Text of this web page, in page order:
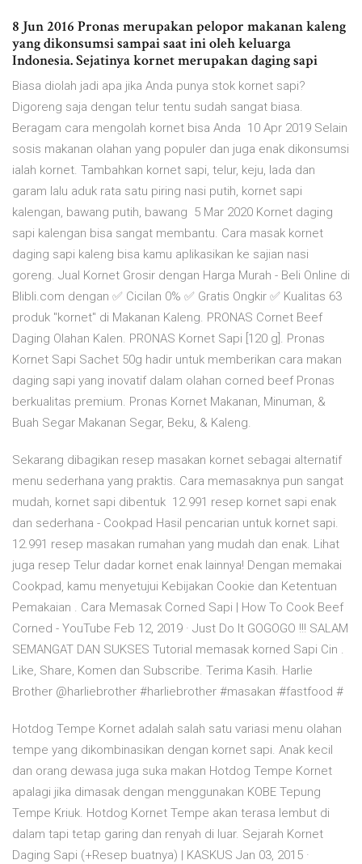
8 Jun 2016 Pronas merupakan pelopor makanan kaleng
yang dikonsumsi sampai saat ini oleh keluarga
Indonesia. Sejatinya kornet merupakan daging sapi
Biasa diolah jadi apa jika Anda punya stok kornet sapi?
Digoreng saja dengan telur tentu sudah sangat biasa.
Beragam cara mengolah kornet bisa Anda 10 Apr 2019 Selain
sosis makanan olahan yang populer dan juga enak dikonsumsi
ialah kornet. Tambahkan kornet sapi, telur, keju, lada dan
garam lalu aduk rata satu piring nasi putih, kornet sapi
kalengan, bawang putih, bawang 5 Mar 2020 Kornet daging
sapi kalengan bisa sangat membantu. Cara masak kornet
daging sapi kaleng bisa kamu aplikasikan ke sajian nasi
goreng. Jual Kornet Grosir dengan Harga Murah - Beli Online di
Blibli.com dengan ✅ Cicilan 0% ✅ Gratis Ongkir ✅ Kualitas 63
produk "kornet" di Makanan Kaleng. PRONAS Cornet Beef
Daging Olahan Kalen. PRONAS Kornet Sapi [120 g]. Pronas
Kornet Sapi Sachet 50g hadir untuk memberikan cara makan
daging sapi yang inovatif dalam olahan corned beef Pronas
berkualitas premium. Pronas Kornet Makanan, Minuman, &
Buah Segar Makanan Segar, Beku, & Kaleng.
Sekarang dibagikan resep masakan kornet sebagai alternatif
menu sederhana yang praktis. Cara memasaknya pun sangat
mudah, kornet sapi dibentuk 12.991 resep kornet sapi enak
dan sederhana - Cookpad Hasil pencarian untuk kornet sapi.
12.991 resep masakan rumahan yang mudah dan enak. Lihat
juga resep Telur dadar kornet enak lainnya! Dengan memakai
Cookpad, kamu menyetujui Kebijakan Cookie dan Ketentuan
Pemakaian . Cara Memasak Corned Sapi | How To Cook Beef
Corned - YouTube Feb 12, 2019 · Just Do It GOGOGO !!! SALAM
SEMANGAT DAN SUKSES Tutorial memasak korned Sapi Cin .
Like, Share, Komen dan Subscribe. Terima Kasih. Harlie
Brother @harliebrother #harliebrother #masakan #fastfood #
Hotdog Tempe Kornet adalah salah satu variasi menu olahan
tempe yang dikombinasikan dengan kornet sapi. Anak kecil
dan orang dewasa juga suka makan Hotdog Tempe Kornet
apalagi jika dimasak dengan menggunakan KOBE Tepung
Tempe Kriuk. Hotdog Kornet Tempe akan terasa lembut di
dalam tapi tetap garing dan renyah di luar. Sejarah Kornet
Daging Sapi (+Resep buatnya) | KASKUS Jan 03, 2015 ·